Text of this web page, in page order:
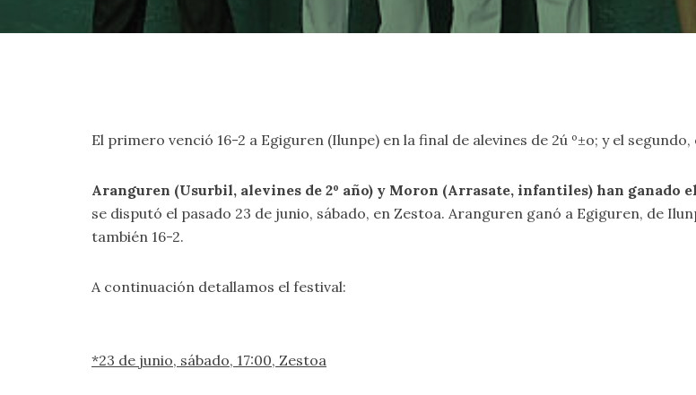
El primero venció 16-2 a Egiguren (Ilunpe) en la final de alevines de 2ú º±o; y el
Aranguren (Usurbil, alevines de 2º año) y Moron (Arrasate, infantiles) han ganado
se disputó el pasado 23 de junio, sábado, en Zestoa. Aranguren ganó a Egiguren, de
también 16-2.
A continuación detallamos el festival:
*23 de junio, sábado, 17:00, Zestoa